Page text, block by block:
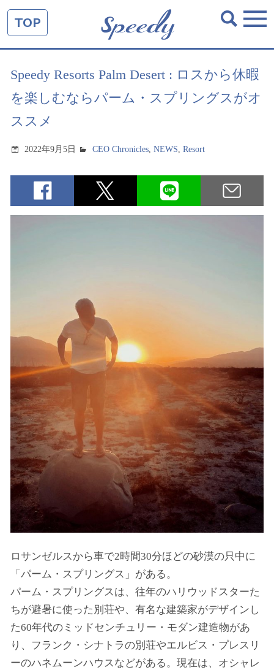
TOP
Speedy Resorts Palm Desert : ロスから休暇
を楽しむならパーム・スプリングスがオ
ススメ
2022年9月5日 CEO Chronicles,NEWS,Resort
ロサンゼルスから車で2時間30分ほどの砂漠の只中に
「パーム・スプリングス」がある。
パーム・スプリングスは、往年のハリウッドスターた
ちが避暑に使った別荘や、有名な建築家がデザインし
た60年代のミッドセンチュリー・モダン建造物があ
り、フランク・シナトラの別荘やエルビス・プレスリ
ーのハネムーンハウスなどがある。現在は、オシャレ